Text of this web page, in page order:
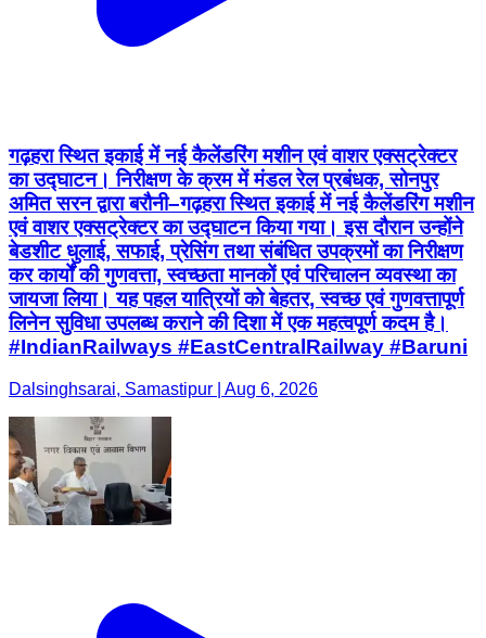
गढ़हरा स्थित इकाई में नई कैलेंडरिंग मशीन एवं वाशर एक्सट्रेक्टर
का उद्घाटन। निरीक्षण के क्रम में मंडल रेल प्रबंधक, सोनपुर
अमित सरन द्वारा बरौनी–गढ़हरा स्थित इकाई में नई कैलेंडरिंग मशीन
एवं वाशर एक्सट्रेक्टर का उद्घाटन किया गया। इस दौरान उन्होंने
बेडशीट धुलाई, सफाई, प्रेसिंग तथा संबंधित उपक्रमों का निरीक्षण
कर कार्यों की गुणवत्ता, स्वच्छता मानकों एवं परिचालन व्यवस्था का
जायजा लिया। यह पहल यात्रियों को बेहतर, स्वच्छ एवं गुणवत्तापूर्ण
लिनेन सुविधा उपलब्ध कराने की दिशा में एक महत्वपूर्ण कदम है।
#IndianRailways #EastCentralRailway #Baruni
Dalsinghsarai, Samastipur | Aug 6, 2026